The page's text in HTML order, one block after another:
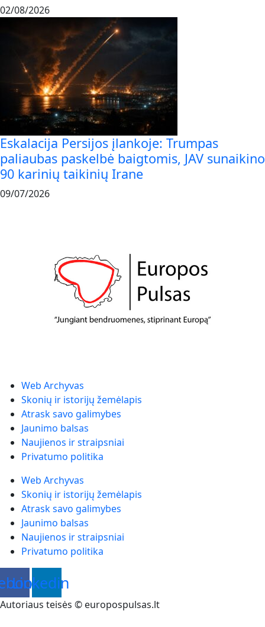
02/08/2026
Eskalacija Persijos įlankoje: Trumpas
paliaubas paskelbė baigtomis, JAV sunaikino
90 karinių taikinių Irane
09/07/2026
Web Archyvas
Skonių ir istorijų žemėlapis
Atrask savo galimybes
Jaunimo balsas
Naujienos ir straipsniai
Privatumo politika
Web Archyvas
Skonių ir istorijų žemėlapis
Atrask savo galimybes
Jaunimo balsas
Naujienos ir straipsniai
Privatumo politika
Linkedin
Autoriaus teisės © europospulsas.lt